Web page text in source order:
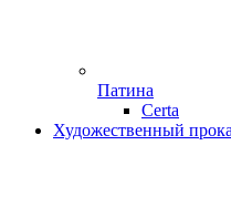
Патина
Certa
Художественный